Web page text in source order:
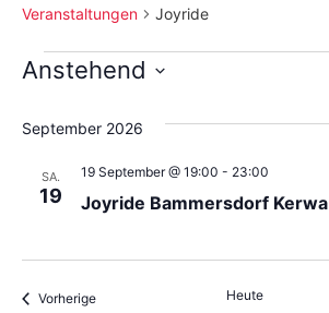
Veranstaltungen Joyride
Anstehend
September 2026
SA.
19 Joyride Bammersdorf Kerwa
19 September @ 19:00 - 23:00
VorherigeVeranstaltungen Heute